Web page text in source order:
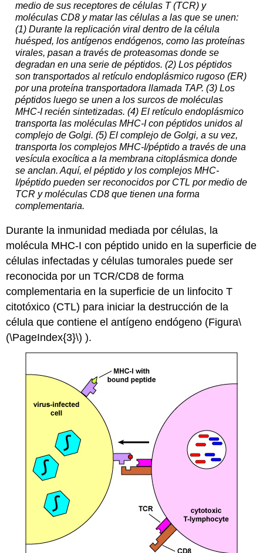
medio de sus receptores de células T (TCR) y
moléculas CD8 y matar las células a las que se unen:
(1) Durante la replicación viral dentro de la célula
huésped, los antígenos endógenos, como las proteínas
virales, pasan a través de proteasomas donde se
degradan en una serie de péptidos. (2) Los péptidos
son transportados al retículo endoplásmico rugoso (ER)
por una proteína transportadora llamada TAP. (3) Los
péptidos luego se unen a los surcos de moléculas
MHC-I recién sintetizadas. (4) El retículo endoplásmico
transporta las moléculas MHC-I con péptidos unidos al
complejo de Golgi. (5) El complejo de Golgi, a su vez,
transporta los complejos MHC-I/péptido a través de una
vesícula exocítica a la membrana citoplásmica donde
se anclan. Aquí, el péptido y los complejos MHC-
I/péptido pueden ser reconocidos por CTL por medio de
TCR y moléculas CD8 que tienen una forma
complementaria.
Durante la inmunidad mediada por células, la
molécula MHC-I con péptido unido en la superficie de
células infectadas y células tumorales puede ser
reconocida por un TCR/CD8 de forma
complementaria en la superficie de un linfocito T
citotóxico (CTL) para iniciar la destrucción de la
célula que contiene el antígeno endógeno (Figura\
(\PageIndex{3}\) ).